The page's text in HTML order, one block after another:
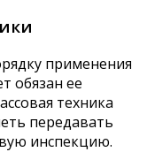
применения
обязан ее
техника
передавать
инспекцию.